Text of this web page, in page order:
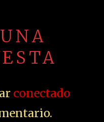
conectado